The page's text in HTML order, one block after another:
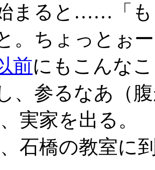
まると……「も
。ちょっとぉ
前にもこんな
、参るなあ（
実家を出る。
石橋の教室に